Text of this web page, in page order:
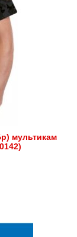
грн.
мультикам